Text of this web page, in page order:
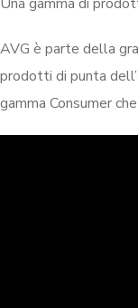
AVG è parte della
prodotti di punta
gamma Consumer